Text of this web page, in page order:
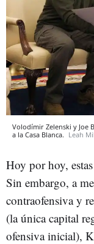
Volodímir Zelenski y Joe
a la Casa Blanca. Leah
Hoy por hoy,
Sin embargo, a
contraofensiva y
(la única capital
ofensiva inicial),